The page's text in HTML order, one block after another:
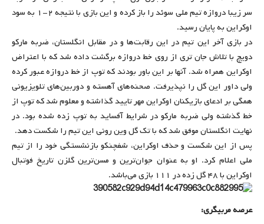
سر زیبا دروازه تیم ملی سوئد را باز کرده و این بازی با نتیجه ۲-۱ به سود
اوکراین به پایان رسید.
در بازی آخر این تیم در این رقابت‌ها و در مقابل انگلستان، ضربه مارکو
دویچ با تلاش جان تری از روی خط دروازه برگشت داده شد که با اعتراض
اوکراین همراه شد. آنها بر این باور بودند که توپ از خط دروازه عبور کرده
ولی داور این گل را نپذیرفت. صحنه‌های آهسته و دوربین‌های تلویزیونی
همگی بر ادعای بازیکنان اوکراین مهر تایید گذاشته و معلوم شد که توپ از
خط گذشته ولی ضربه مارکو در شرایط آفساید به توپ زده شده بود. در
نهایت انگلستان موفق شد که با تک گل وین رونی این تیم را شکست دهد.
پس از این شکست و حذف اوکراین، شفچنکو بازنشستگی خود را از تیم
ملی اعلام کرد. او به عنوان جوان‌ترین و مسن‌ترین گلزن تاریخ فوتبال
اوکراین با ۴۸ گل زده در ۱۱۱ بازی می‌باشد.
عرصه مربیگری: